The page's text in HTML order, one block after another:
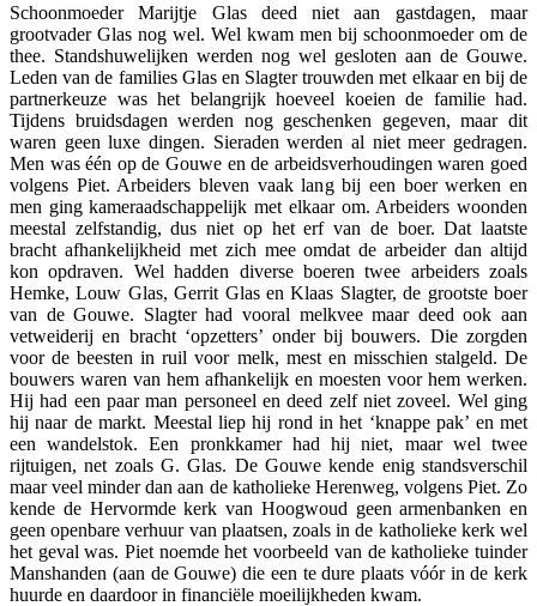
Schoonmoeder Marijtje Glas deed niet aan gastdagen, maar
grootvader Glas nog wel. Wel kwam men bij schoonmoeder om de
thee. Standshuwelijken werden nog wel gesloten aan de Gouwe.
Leden van de families Glas en Slagter trouwden met elkaar en bij de
partnerkeuze was het belangrijk hoeveel koeien de familie had.
Tijdens bruidsdagen werden nog geschenken gegeven, maar dit
waren geen luxe dingen. Sieraden werden al niet meer gedragen.
Men was één op de Gouwe en de arbeidsverhoudingen waren goed
volgens Piet. Arbeiders bleven vaak lang bij een boer werken en
men ging kameraadschappelijk met elkaar om. Arbeiders woonden
meestal zelfstandig, dus niet op het erf van de boer. Dat laatste
bracht afhankelijkheid met zich mee omdat de arbeider dan altijd
kon opdraven. Wel hadden diverse boeren twee arbeiders zoals
Hemke, Louw Glas, Gerrit Glas en Klaas Slagter, de grootste boer
van de Gouwe. Slagter had vooral melkvee maar deed ook aan
vetweiderij en bracht ‘opzetters’ onder bij bouwers. Die zorgden
voor de beesten in ruil voor melk, mest en misschien stalgeld. De
bouwers waren van hem afhankelijk en moesten voor hem werken.
Hij had een paar man personeel en deed zelf niet zoveel. Wel ging
hij naar de markt. Meestal liep hij rond in het ‘knappe pak’ en met
een wandelstok. Een pronkkamer had hij niet, maar wel twee
rijtuigen, net zoals G. Glas. De Gouwe kende enig standsverschil
maar veel minder dan aan de katholieke Herenweg, volgens Piet. Zo
kende de Hervormde kerk van Hoogwoud geen armenbanken en
geen openbare verhuur van plaatsen, zoals in de katholieke kerk wel
het geval was. Piet noemde het voorbeeld van de katholieke tuinder
Manshanden (aan de Gouwe) die een te dure plaats vóór in de kerk
huurde en daardoor in financiële moeilijkheden kwam.